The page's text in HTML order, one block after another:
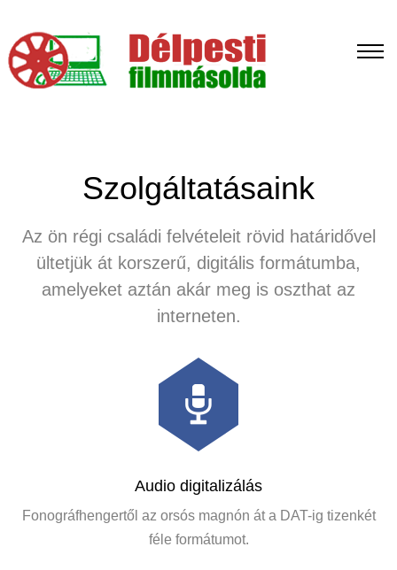
Szolgáltatásaink
Az ön régi családi felvételeit rövid határidővel
ültetjük át korszerű, digitális formátumba,
amelyeket aztán akár meg is oszthat az
interneten.
Audio digitalizálás
Fonográfhengertől az orsós magnón át a DAT-ig tizenkét
féle formátumot.